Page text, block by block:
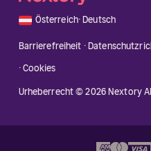
🇦🇹 Österreich·Deutsch
Barrierefreiheit ·
·Cookies
Urheberrecht © 2026 Nextory